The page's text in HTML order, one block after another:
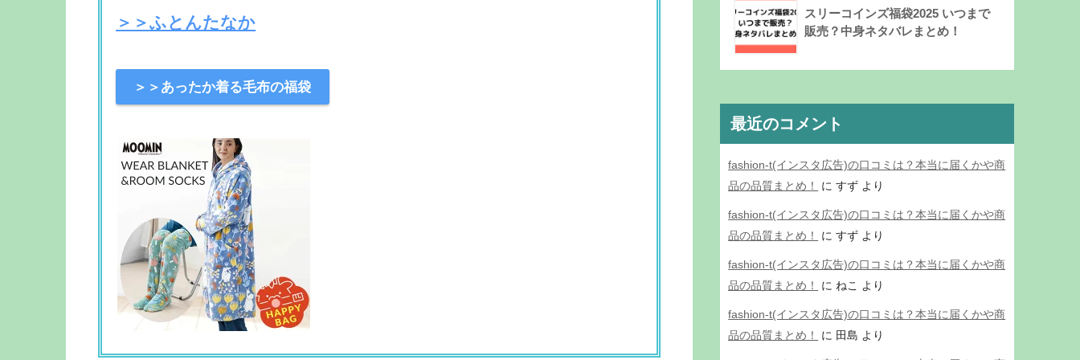
＞＞ふとんたなか
＞＞あったか着る毛布の福袋
スリーコインズ福袋2025 いつまで
販売？中身ネタバレまとめ！
最近のコメント
fashion-t(インスタ広告)の口コミは？本当に届くかや商
品の品質まとめ！
にすず より
fashion-t(インスタ広告)の口コミは？本当に届くかや商
品の品質まとめ！
にすず より
fashion-t(インスタ広告)の口コミは？本当に届くかや商
品の品質まとめ！
に ねこ より
fashion-t(インスタ広告)の口コミは？本当に届くかや商
品の品質まとめ！
に 田島 より